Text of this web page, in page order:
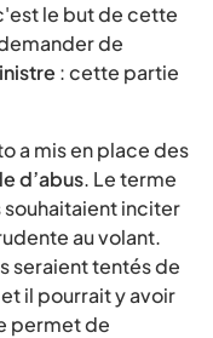
le but de cette
de
: cette partie
a mis en place des
d’abus. Le terme
souhaitaient inciter
au volant.
seraient tentés de
il pourrait y avoir
permet de